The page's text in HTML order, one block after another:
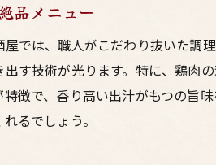
品メニュー
では、職人がこだわり抜いた調
す技術が光ります。特に、鶏肉
徴で、香り高い出汁がもつの旨
るでしょう。